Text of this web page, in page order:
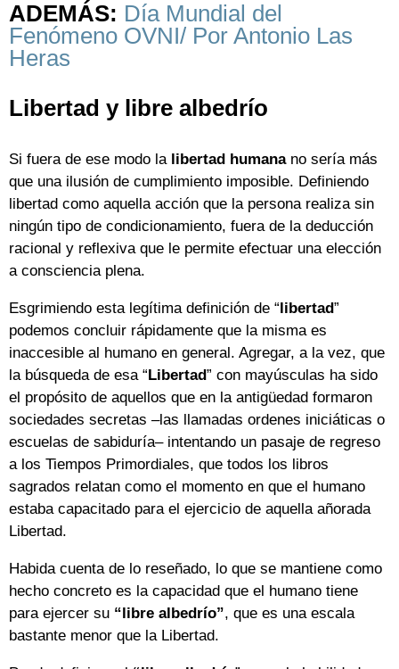
ADEMÁS: Día Mundial del
Fenómeno OVNI/ Por Antonio Las
Heras
Libertad y libre albedrío
Si fuera de ese modo la libertad humanano sería más
que una ilusión de cumplimiento imposible. Definiendo
libertad como aquella acción que la persona realiza sin
ningún tipo de condicionamiento, fuera de la deducción
racional y reflexiva que le permite efectuar una elección
a consciencia plena.
Esgrimiendo esta legítima definición de “libertad”
podemos concluir rápidamente que la misma es
inaccesible al humano en general. Agregar, a la vez, que
la búsqueda de esa “Libertad” con mayúsculas ha sido
el propósito de aquellos que en la antigüedad formaron
sociedades secretas –las llamadas ordenes iniciáticas o
escuelas de sabiduría– intentando un pasaje de regreso
a los Tiempos Primordiales, que todos los libros
sagrados relatan como el momento en que el humano
estaba capacitado para el ejercicio de aquella añorada
Libertad.
Habida cuenta de lo reseñado, lo que se mantiene como
hecho concreto es la capacidad que el humano tiene
para ejercer su “libre albedrío”, que es una escala
bastante menor que la Libertad.